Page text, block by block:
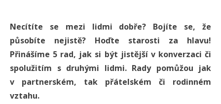
Necítíte se mezi lidmi dobře? Bojíte se, že
působíte nejistě? Hoďte starosti za hlavu!
Přinášíme 5 rad, jak si být jistější v konverzaci či
spolužitím s druhými lidmi. Rady pomůžou jak
v partnerském, tak přátelském či rodinném
vztahu.